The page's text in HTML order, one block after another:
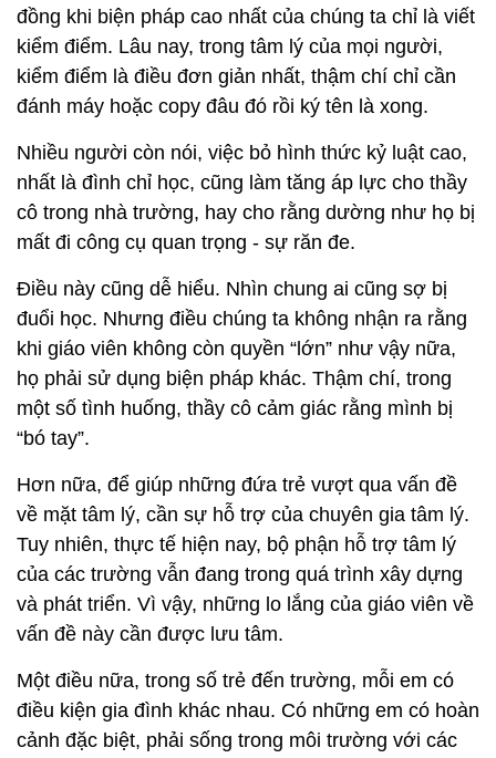
đồng khi biện pháp cao nhất của chúng ta chỉ là viết
kiểm điểm. Lâu nay, trong tâm lý của mọi người,
kiểm điểm là điều đơn giản nhất, thậm chí chỉ cần
đánh máy hoặc copy đâu đó rồi ký tên là xong.
Nhiều người còn nói, việc bỏ hình thức kỷ luật cao,
nhất là đình chỉ học, cũng làm tăng áp lực cho thầy
cô trong nhà trường, hay cho rằng dường như họ bị
mất đi công cụ quan trọng - sự răn đe.
Điều này cũng dễ hiểu. Nhìn chung ai cũng sợ bị
đuổi học. Nhưng điều chúng ta không nhận ra rằng
khi giáo viên không còn quyền “lớn” như vậy nữa,
họ phải sử dụng biện pháp khác. Thậm chí, trong
một số tình huống, thầy cô cảm giác rằng mình bị
“bó tay”.
Hơn nữa, để giúp những đứa trẻ vượt qua vấn đề
về mặt tâm lý, cần sự hỗ trợ của chuyên gia tâm lý.
Tuy nhiên, thực tế hiện nay, bộ phận hỗ trợ tâm lý
của các trường vẫn đang trong quá trình xây dựng
và phát triển. Vì vậy, những lo lắng của giáo viên về
vấn đề này cần được lưu tâm.
Một điều nữa, trong số trẻ đến trường, mỗi em có
điều kiện gia đình khác nhau. Có những em có hoàn
cảnh đặc biệt, phải sống trong môi trường với các